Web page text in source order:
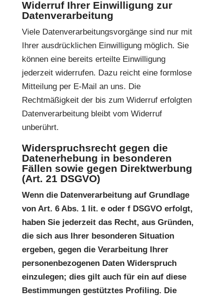
Widerruf Ihrer Einwilligung zur
Datenverarbeitung
Viele Datenverarbeitungsvorgänge sind nur mit
Ihrer ausdrücklichen Einwilligung möglich. Sie
können eine bereits erteilte Einwilligung
jederzeit widerrufen. Dazu reicht eine formlose
Mitteilung per E-Mail an uns. Die
Rechtmäßigkeit der bis zum Widerruf erfolgten
Datenverarbeitung bleibt vom Widerruf
unberührt.
Widerspruchsrecht gegen die
Datenerhebung in besonderen
Fällen sowie gegen Direktwerbung
(Art. 21 DSGVO)
Wenn die Datenverarbeitung auf Grundlage
von Art. 6 Abs. 1 lit. e oder f DSGVO erfolgt,
haben Sie jederzeit das Recht, aus Gründen,
die sich aus Ihrer besonderen Situation
ergeben, gegen die Verarbeitung Ihrer
personenbezogenen Daten Widerspruch
einzulegen; dies gilt auch für ein auf diese
Bestimmungen gestütztes Profiling. Die